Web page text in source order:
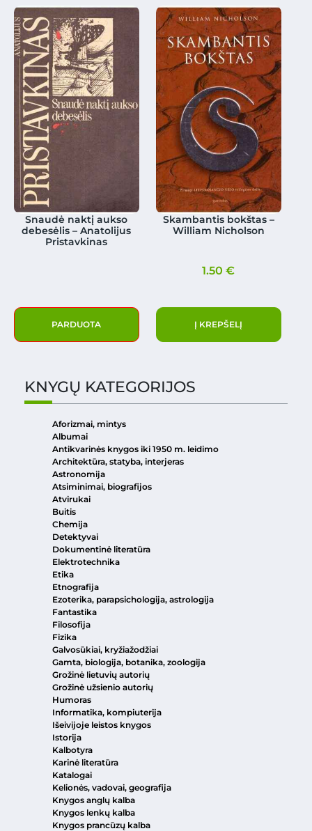
Snaudė naktį aukso
debesėlis – Anatolijus
Pristavkinas
PARDUOTA
Skambantis bokštas –
William Nicholson
1.50€
Į KREPŠELĮ
KNYGŲ KATEGORIJOS
Aforizmai, mintys
Albumai
Antikvarinės knygos iki 1950 m. leidimo
Architektūra, statyba, interjeras
Astronomija
Atsiminimai, biografijos
Atvirukai
Buitis
Chemija
Detektyvai
Dokumentinė literatūra
Elektrotechnika
Etika
Etnografija
Ezoterika, parapsichologija, astrologija
Fantastika
Filosofija
Fizika
Galvosūkiai, kryžiažodžiai
Gamta, biologija, botanika, zoologija
Grožinė lietuvių autorių
Grožinė užsienio autorių
Humoras
Informatika, kompiuterija
Išeivijoje leistos knygos
Istorija
Kalbotyra
Karinė literatūra
Katalogai
Kelionės, vadovai, geografija
Knygos anglų kalba
Knygos lenkų kalba
Knygos prancūzų kalba